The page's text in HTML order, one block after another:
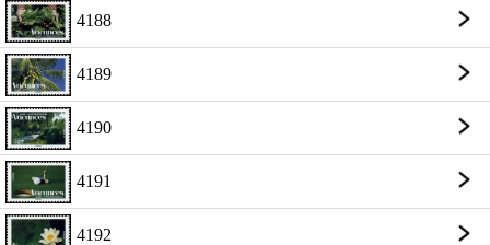
4188
4189
4190
4191
4192